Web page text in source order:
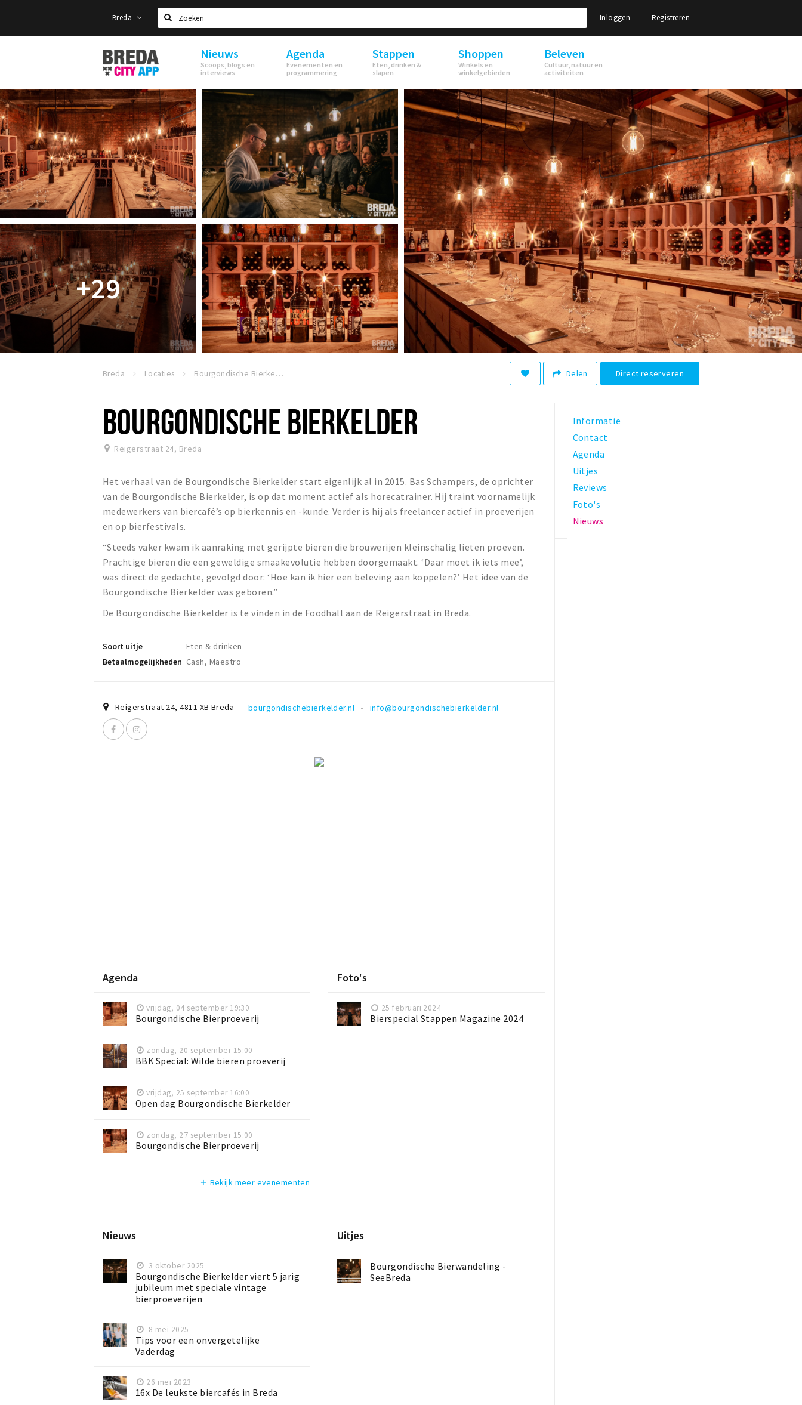
Breda
Zoeken
Inloggen Registreren
Stappen
&
Shoppen
Breda
Nieuws
Scoops, blogs en
interviews
Agenda
Evenementen en
programmering
Stappen
Eten, drinken &
slapen
Shoppen
Winkels en
winkelgebieden
Beleven
Cultuur, natuur en
activiteiten
+29
Breda Locaties Bourgondische Bierkelder Direct reserveren
Delen
BOURGONDISCHE BIERKELDER
Reigerstraat 24, Breda
Het verhaal van de Bourgondische Bierkelder start eigenlijk al in 2015. Bas Schampers, de oprichter
van de Bourgondische Bierkelder, is op dat moment actief als horecatrainer. Hij traint voornamelijk
medewerkers van biercafé’s op bierkennis en -kunde. Verder is hij als freelancer actief in proeverijen
en op bierfestivals.
“Steeds vaker kwam ik aanraking met gerijpte bieren die brouwerijen kleinschalig lieten proeven.
Prachtige bieren die een geweldige smaakevolutie hebben doorgemaakt. ‘Daar moet ik iets mee’,
was direct de gedachte, gevolgd door: ‘Hoe kan ik hier een beleving aan koppelen?’ Het idee van de
Bourgondische Bierkelder was geboren.”
De Bourgondische Bierkelder is te vinden in de Foodhall aan de Reigerstraat in Breda.
Soort uitje
Eten & drinken
Betaalmogelijkheden Cash, Maestro
Reigerstraat 24,4811 XB Breda bourgondischebierkelder.nl info@bourgondischebierkelder.nl
Agenda
vrijdag, 04 september 19:30
Bourgondische Bierproeverij
zondag, 20 september 15:00
BBK Special: Wilde bieren proeverij
vrijdag, 25 september 16:00
Open dag Bourgondische Bierkelder
zondag, 27 september 15:00
Bourgondische Bierproeverij
add Bekijk meer evenementen
Foto's
25 februari 2024
Bierspecial Stappen Magazine 2024
Nieuws
3 oktober 2025
Bourgondische Bierkelder viert 5 jarig
jubileum met speciale vintage
bierproeverijen
8 mei 2025
Tips voor een onvergetelijke
Vaderdag
26 mei 2023
16x De leukste biercafés in Breda
Uitjes
Bourgondische Bierwandeling -
SeeBreda
Informatie
Contact
Agenda
Uitjes
Reviews
Foto's
Nieuws